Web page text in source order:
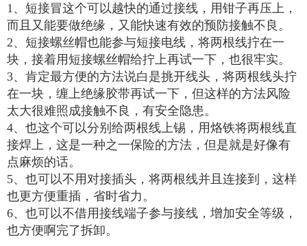
1、短接冒这个可以越快的通过接线，用钳子再压上，
而且又能要做绝缘，又能快速有效的预防接触不良。
2、短接螺丝帽也能参与短接电线，将两根线拧在一
块，接着用短接螺丝帽给拧上再试一下，也很牢实。
3、肯定最方便的方法说白是挑开线头，将两根线头拧
在一块，缠上绝缘胶带再试一下，但这样的方法风险
太大很难照成接触不良，有安全隐患。
4、也这个可以分别给两根线上锡，用烙铁将两根线直
接焊上，这是一种之一保险的方法，但是就是好像有
点麻烦的话。
5、也可以不用对接插头，将两根线并且连接到，这样
也更方便重插，省时省力。
6、也可以不借用接线端子参与接线，增加安全等级，
也方便啊完了拆卸。